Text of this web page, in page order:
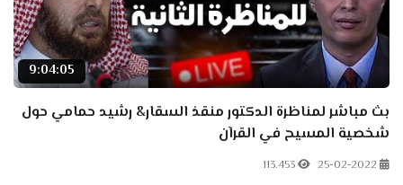
9:04:05
بث مباشر لمناظرة الدكتور منقذ السقار& رشيد حمامي حول
شخصية المسيح في القرآن
25-02-2022
113.453